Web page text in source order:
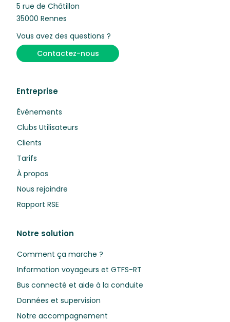
5 rue de Châtillon
35000 Rennes
Vous avez des questions ?
Contactez-nous
Entreprise
Événements
Clubs Utilisateurs
Clients
Tarifs
À propos
Nous rejoindre
Rapport RSE
Notre solution
Comment ça marche ?
Information voyageurs et GTFS-RT
Bus connecté et aide à la conduite
Données et supervision
Notre accompagnement